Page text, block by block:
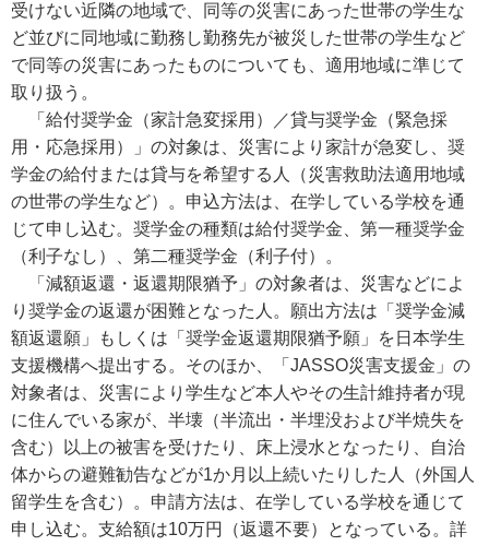
受けない近隣の地域で、同等の災害にあった世帯の学生な
ど並びに同地域に勤務し勤務先が被災した世帯の学生など
で同等の災害にあったものについても、適用地域に準じて
取り扱う。
「給付奨学金（家計急変採用）／貸与奨学金（緊急採
用・応急採用）」の対象は、災害により家計が急変し、奨
学金の給付または貸与を希望する人（災害救助法適用地域
の世帯の学生など）。申込方法は、在学している学校を通
じて申し込む。奨学金の種類は給付奨学金、第一種奨学金
（利子なし）、第二種奨学金（利子付）。
「減額返還・返還期限猶予」の対象者は、災害などによ
り奨学金の返還が困難となった人。願出方法は「奨学金減
額返還願」もしくは「奨学金返還期限猶予願」を日本学生
支援機構へ提出する。そのほか、「JASSO災害支援金」の
対象者は、災害により学生など本人やその生計維持者が現
に住んでいる家が、半壊（半流出・半埋没および半焼失を
含む）以上の被害を受けたり、床上浸水となったり、自治
体からの避難勧告などが1か月以上続いたりした人（外国人
留学生を含む）。申請方法は、在学している学校を通じて
申し込む。支給額は10万円（返還不要）となっている。詳